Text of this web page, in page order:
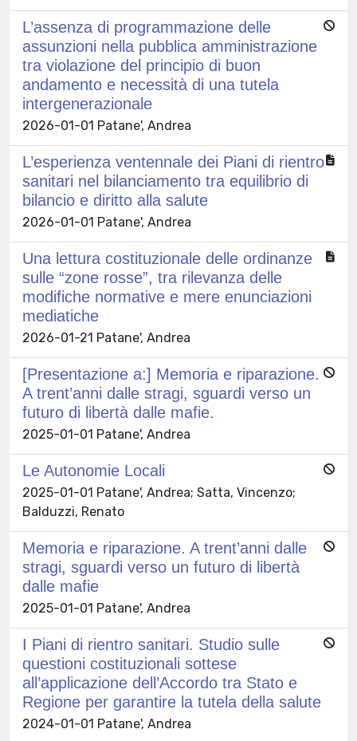
L’assenza di programmazione delle
assunzioni nella pubblica amministrazione
tra violazione del principio di buon
andamento e necessità di una tutela
intergenerazionale
2026-01-01 Patane', Andrea
L’esperienza ventennale dei Piani di rientro
sanitari nel bilanciamento tra equilibrio di
bilancio e diritto alla salute
2026-01-01 Patane', Andrea
Una lettura costituzionale delle ordinanze
sulle “zone rosse”, tra rilevanza delle
modifiche normative e mere enunciazioni
mediatiche
2026-01-21 Patane', Andrea
[Presentazione a:] Memoria e riparazione.
A trent’anni dalle stragi, sguardi verso un
futuro di libertà dalle mafie.
2025-01-01 Patane', Andrea
Le Autonomie Locali
2025-01-01 Patane', Andrea; Satta, Vincenzo;
Balduzzi, Renato
Memoria e riparazione. A trent’anni dalle
stragi, sguardi verso un futuro di libertà
dalle mafie
2025-01-01 Patane', Andrea
I Piani di rientro sanitari. Studio sulle
questioni costituzionali sottese
all’applicazione dell’Accordo tra Stato e
Regione per garantire la tutela della salute
2024-01-01 Patane', Andrea